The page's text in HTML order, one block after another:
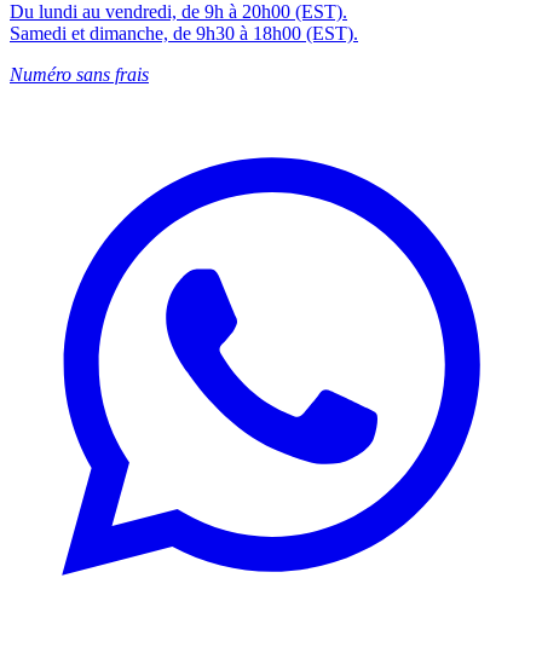
Du lundi au vendredi, de 9h à 20h00 (EST).
Samedi et dimanche, de 9h30 à 18h00 (EST).
Numéro sans frais